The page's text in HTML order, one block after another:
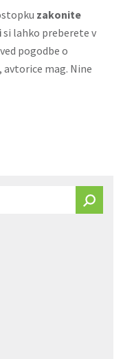
zakonite
si lahko preberete v
pogodbe o
, avtorice mag. Nine